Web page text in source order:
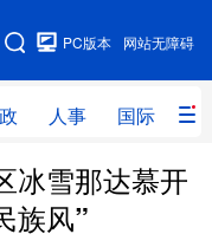
网站无障碍
PC版本
人事 国际 财
政 人事
评
冰雪那达慕开
族风”